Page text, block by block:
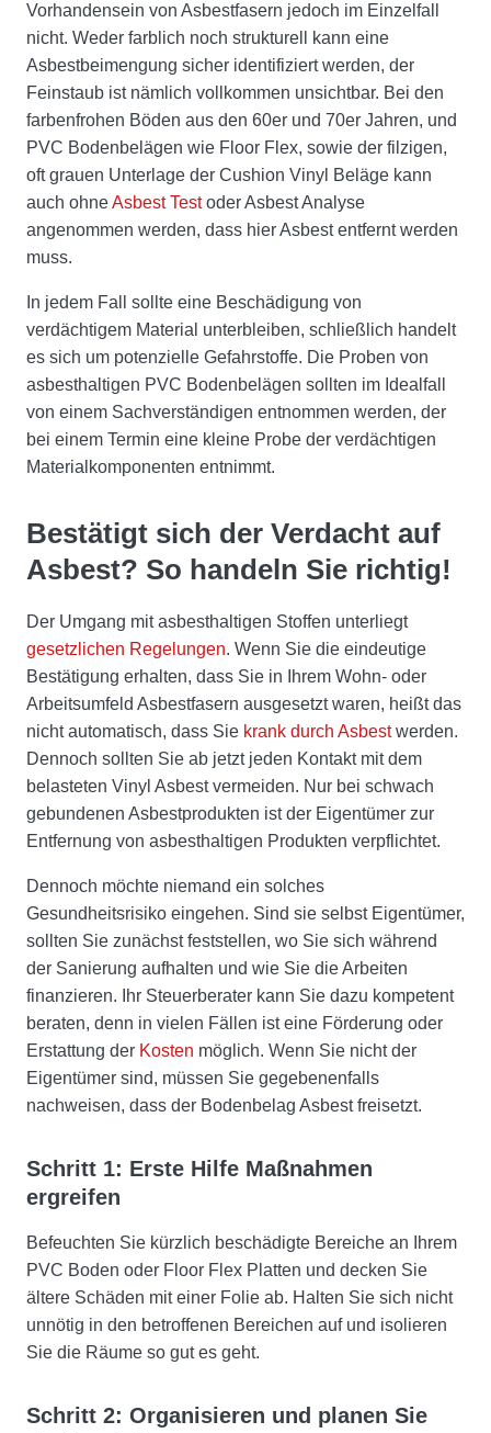
Vorhandensein von Asbestfasern jedoch im Einzelfall
nicht. Weder farblich noch strukturell kann eine
Asbestbeimengung sicher identifiziert werden, der
Feinstaub ist nämlich vollkommen unsichtbar. Bei den
farbenfrohen Böden aus den 60er und 70er Jahren, und
PVC Bodenbelägen wie Floor Flex, sowie der filzigen,
oft grauen Unterlage der Cushion Vinyl Beläge kann
auch ohneAsbest Testoder Asbest Analyse
angenommen werden, dass hier Asbest entfernt werden
muss.
In jedem Fall sollte eine Beschädigung von
verdächtigem Material unterbleiben, schließlich handelt
es sich um potenzielle Gefahrstoffe. Die Proben von
asbesthaltigen PVC Bodenbelägen sollten im Idealfall
von einem Sachverständigen entnommen werden, der
bei einem Termin eine kleine Probe der verdächtigen
Materialkomponenten entnimmt.
Bestätigt sich der Verdacht auf
Asbest? So handeln Sie richtig!
Der Umgang mit asbesthaltigen Stoffen unterliegt
gesetzlichen Regelungen. Wenn Sie die eindeutige
Bestätigung erhalten, dass Sie in Ihrem Wohn- oder
Arbeitsumfeld Asbestfasern ausgesetzt waren, heißt das
nicht automatisch, dass Sie krank durch Asbestwerden.
Dennoch sollten Sie ab jetzt jeden Kontakt mit dem
belasteten Vinyl Asbest vermeiden. Nur bei schwach
gebundenen Asbestprodukten ist der Eigentümer zur
Entfernung von asbesthaltigen Produkten verpflichtet.
Dennoch möchte niemand ein solches
Gesundheitsrisiko eingehen. Sind sie selbst Eigentümer,
sollten Sie zunächst feststellen, wo Sie sich während
der Sanierung aufhalten und wie Sie die Arbeiten
finanzieren. Ihr Steuerberater kann Sie dazu kompetent
beraten, denn in vielen Fällen ist eine Förderung oder
Erstattung der Kosten möglich. Wenn Sie nicht der
Eigentümer sind, müssen Sie gegebenenfalls
nachweisen, dass der Bodenbelag Asbest freisetzt.
Schritt 1: Erste Hilfe Maßnahmen
ergreifen
Befeuchten Sie kürzlich beschädigte Bereiche an Ihrem
PVC Boden oder Floor Flex Platten und decken Sie
ältere Schäden mit einer Folie ab. Halten Sie sich nicht
unnötig in den betroffenen Bereichen auf und isolieren
Sie die Räume so gut es geht.
Schritt 2: Organisieren und planen Sie